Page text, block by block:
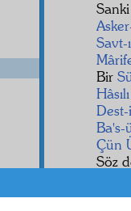
Bir
Hâsılı
Ba's-
Çün
Söz